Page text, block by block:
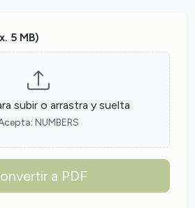
5 MB)
subir o arrastra y suelta
NUMBERS
a PDF